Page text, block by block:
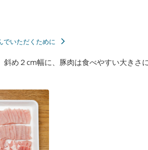
でいただくために
斜め２cm幅に、豚肉は食べやすい大きさ